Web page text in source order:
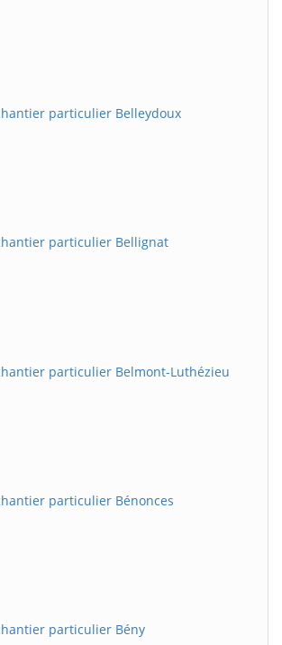
particulier Belleydoux
particulier Bellignat
particulier Belmont-Luthézieu
particulier Bénonces
particulier Bény